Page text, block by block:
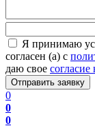
Я принимаю
согласен (а) с
даю свое
0
0
0